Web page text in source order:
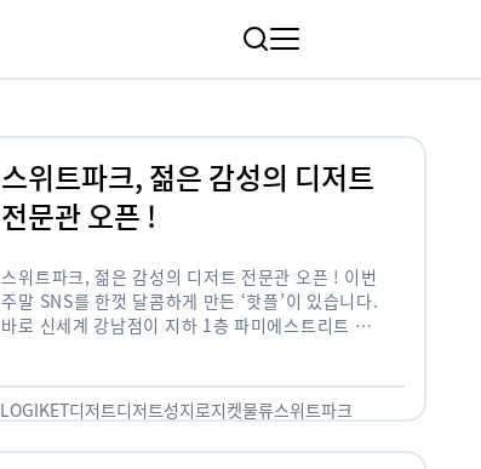
스위트파크, 젊은 감성의 디저트
전문관 오픈 !
스위트파크, 젊은 감성의 디저트 전문관 오픈 ! 이번
주말 SNS를 한껏 달콤하게 만든 ‘핫플’이 있습니다.
바로 신세계 강남점이 지하 1층 파미에스트리트 분
LOGIKET디저트디저트성지로지켓물류스위트파크